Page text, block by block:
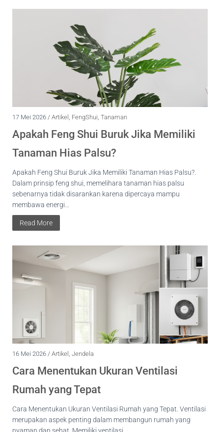
17 Mei 2026 / Artikel , FengShui, Tanaman
Apakah Feng Shui Buruk Jika Memiliki
Tanaman Hias Palsu?
Apakah Feng Shui Buruk Jika Memiliki Tanaman Hias Palsu?.
Dalam prinsip feng shui, memelihara tanaman hias palsu
sebenarnya tidak disarankan karena dipercaya mampu
membawa energi...
Read More
16 Mei 2026 / Artikel , Jendela
Cara Menentukan Ukuran Ventilasi
Rumah yang Tepat
Cara Menentukan Ukuran Ventilasi Rumah yang Tepat. Ventilasi
merupakan aspek penting dalam membangun rumah yang